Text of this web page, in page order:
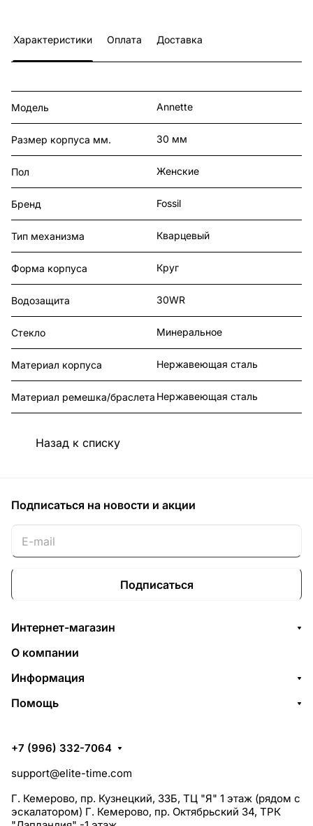
Характеристики Оплата Доставка
Модель Annette
Размер корпуса мм. 30 мм
Пол Женские
Бренд Fossil
Тип механизма Кварцевый
Форма корпуса Круг
Водозащита 30WR
Стекло Минеральное
Материал корпуса Нержавеющая сталь
Материал ремешка/браслета Нержавеющая сталь
Назад к списку
Подписаться на новости и акции
Подписаться
Интернет-магазин
О компании
Информация
Помощь
+7 (996) 332-7064
support@elite-time.com
Г. Кемерово, пр. Кузнецкий, 33Б, ТЦ "Я" 1 этаж (рядом с
эскалатором) Г. Кемерово, пр. Октябрьский 34, ТРК